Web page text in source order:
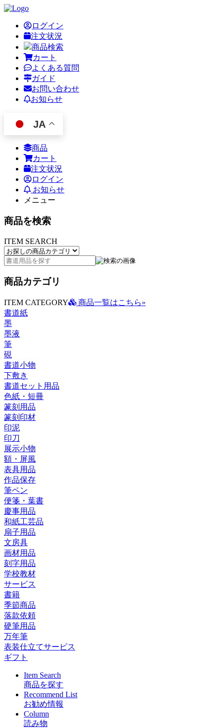
ログイン
注文状況
商品検索
カート
よくある質問
ガイド
お問い合わせ
お知らせ
JA
商品
カート
注文状況
ログイン
お知らせ
メニュー
商品を検索
ITEM SEARCH
商品カテゴリ
ITEM CATEGORY
商品一覧はこちら»
書道紙
墨
墨液
筆
硯
書道小物
下敷き
書道セット用品
色紙・短冊
篆刻用品
篆刻印材
印泥
印刀
展示小物
額・屏風
表具用品
作品保存
筆ペン
便箋・葉書
慶事用品
和紙工芸品
扇子用品
文房具
画材用品
刻字用品
学校教材
サービス
書籍
季節商品
落款依頼
硬筆用品
万年筆
表装仕立てサービス
ギフト
Item Search
商品を探す
Recommend List
お勧め情報
Column
読み物